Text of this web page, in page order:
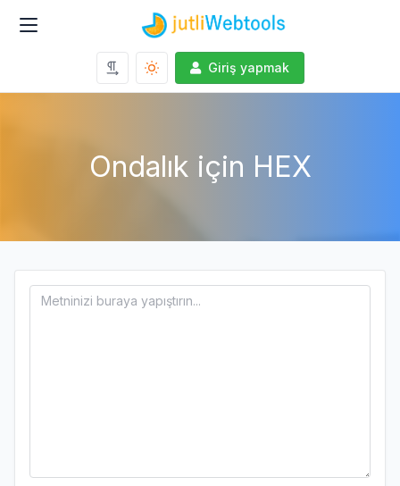
Giriş yapmak
Ondalık için HEX